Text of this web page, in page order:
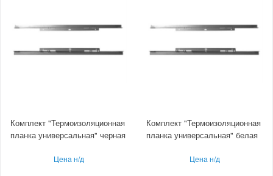
Комплект "Термоизоляционная
планка универсальная" черная
Цена н/д
Комплект "Термоизоляционная
планка универсальная" белая
Цена н/д